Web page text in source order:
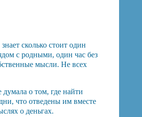
сколько стоит один
с родными, один час без
мысли. Не всех
о том, где найти
что отведены им вместе
о деньгах.